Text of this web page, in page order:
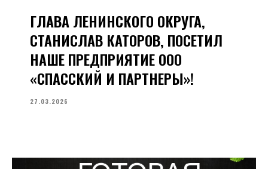
ГЛАВА ЛЕНИНСКОГО ОКРУГА,
СТАНИСЛАВ КАТОРОВ, ПОСЕТИЛ
НАШЕ ПРЕДПРИЯТИЕ ООО
«СПАССКИЙ И ПАРТНЕРЫ»!
27.03.2026